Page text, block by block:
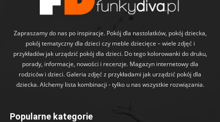
Zapraszamy do nas po inspiracje. Pokój dla nastolatków, pokój dziecka,
pokój tematyczny dla dzieci czy meble dziecięce – wiele zdjęć i
przykładów jak urządzić pokój dla dzieci. Do tego kolorowanki do druku,
porady, informacje, nowości i recenzje. Magazyn internetowy dla
rodziców i dzieci. Galeria zdjęć z przykładami jak urządzić pokój dla
dziecka. Alchemy lista kombinacji - tylko u nas wszystkie rozwiązania.
Popularne kategorie